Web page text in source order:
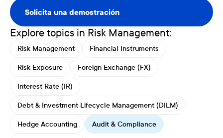
Solicita una demostración
Solicita una demostración
Explore topics in Risk Management:
Risk Management Financial Instruments
Risk Exposure Foreign Exchange (FX)
Interest Rate (IR)
Debt & Investment Lifecycle Management (DILM)
Hedge Accounting Audit & Compliance